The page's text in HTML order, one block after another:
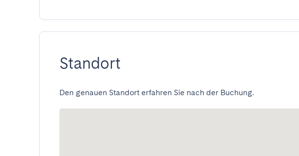
Standort
Den genauen Standort erfahren Sie nach der Buchung.